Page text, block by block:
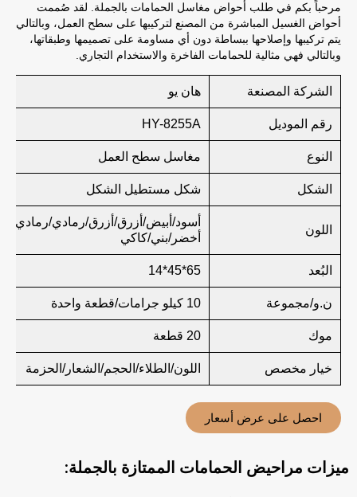
مرحباً بكم في طلب أحواض مغاسل الحمامات بالجملة. لقد صُممت
أحواض الغسيل المباشرة من المصنع لتركيبها على سطح العمل، وبالتالي
يتم تركيبها وإصلاحها ببساطة دون أي مساومة على تصميمها وطبقاتها،
وبالتالي فهي مثالية للحمامات الفاخرة والاستخدام التجاري.
الشركة المصنعة هان يو
رقم الموديل HY-8255A
النوع مغاسل سطح العمل
الشكل شكل مستطيل الشكل
اللون
أسود/أبيض/أزرق/أزرق/رمادي/رمادي/
أخضر/بني/كاكي
البُعد 65*45*14
ن.و/مجموعة 10 كيلو جرامات/قطعة واحدة
موك 20 قطعة
خيار مخصص اللون/الطلاء/الحجم/الشعار/الحزمة
احصل على عرض أسعار
ميزات مراحيض الحمامات الممتازة بالجملة: